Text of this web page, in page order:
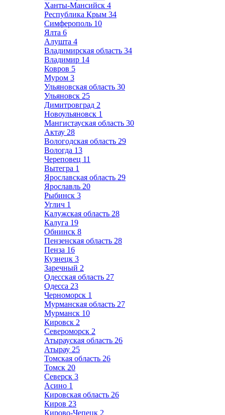
Ханты-Мансийск 4
Республика Крым 34
Симферополь 10
Ялта 6
Алушта 4
Владимирская область 34
Владимир 14
Ковров 5
Муром 3
Ульяновская область 30
Ульяновск 25
Димитровград 2
Новоульяновск 1
Мангистауская область 30
Актау 28
Вологодская область 29
Вологда 13
Череповец 11
Вытегра 1
Ярославская область 29
Ярославль 20
Рыбинск 3
Углич 1
Калужская область 28
Калуга 19
Обнинск 8
Пензенская область 28
Пенза 16
Кузнецк 3
Заречный 2
Одесская область 27
Одесса 23
Черноморск 1
Мурманская область 27
Мурманск 10
Кировск 2
Североморск 2
Атырауская область 26
Атырау 25
Томская область 26
Томск 20
Северск 3
Асино 1
Кировская область 26
Киров 23
Кирово-Чепецк 2